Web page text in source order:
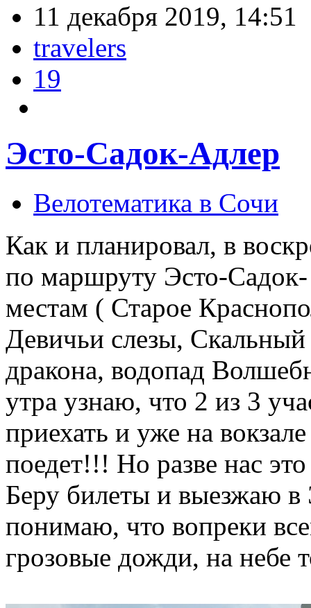
11 декабря 2019, 14:51
travelers
19
Эсто-Садок-Адлер
Велотематика в Сочи
Как и планировал, в
по маршруту Эсто-
местам ( Старое
Девичьи слезы,
дракона, водопад
утра узнаю, что 2 из 3
приехать и уже на
поедет!!! Но разве нас
Беру билеты и выезжаю
понимаю, что вопреки
грозовые дожди, на небе